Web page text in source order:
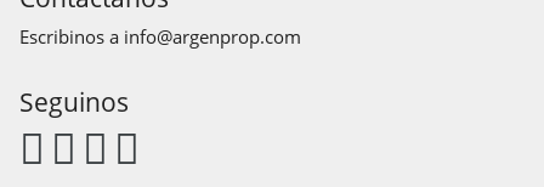
Escribinos a info@argenprop.com
Seguinos